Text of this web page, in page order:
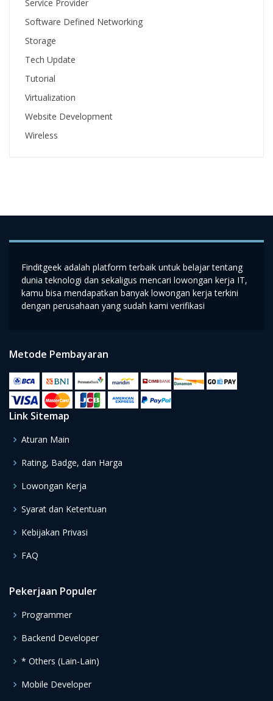
Service Provider
Software Defined Networking
Storage
Tech Update
Tutorial
Virtualization
Website Development
Wireless
Finditgeek adalah platform terbaik untuk belajar tentang
dunia teknologi dan sekaligus mencari lowongan kerja IT,
kamu bisa mendapatkan banyak lowongan kerja terkini
dengan perusahaan yang sudah kami verifikasi
Metode Pembayaran
Link Sitemap
Aturan Main
Rating, Badge, dan Harga
Lowongan Kerja
Syarat dan Ketentuan
Kebijakan Privasi
FAQ
Pekerjaan Populer
Programmer
Backend Developer
* Others (Lain-Lain)
Mobile Developer